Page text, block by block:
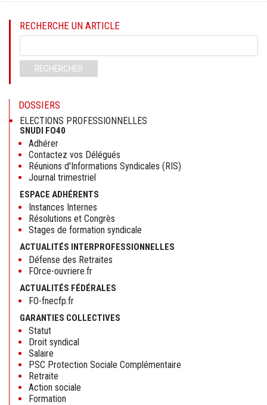
RECHERCHE UN ARTICLE
clés
RECHERCHER
DOSSIERS
ELECTIONS PROFESSIONNELLES
SNUDI FO40
Adhérer
Contactez vos Délégués
Réunions d'Informations Syndicales (RIS)
Journal trimestriel
ESPACE ADHÉRENTS
Instances Internes
Résolutions et Congrès
Stages de formation syndicale
ACTUALITÉS INTERPROFESSIONNELLES
Défense des Retraites
FOrce-ouvriere.fr
ACTUALITÉS FÉDÉRALES
FO-fnecfp.fr
GARANTIES COLLECTIVES
Statut
Droit syndical
Salaire
PSC Protection Sociale Complémentaire
Retraite
Action sociale
Formation